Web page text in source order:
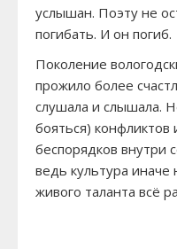
услышан. Поэту не
погибать. И он погиб.
Поколение
прожило более
слушала и слышала.
бояться) конфликтов
беспорядков внутри
ведь культура иначе
живого таланта всё